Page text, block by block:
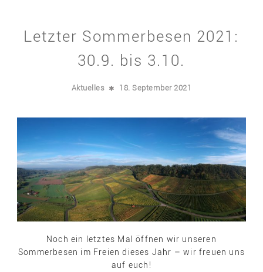
Letzter Sommerbesen 2021:
30.9. bis 3.10.
Aktuelles 18. September 2021
Noch ein letztes Mal öffnen wir unseren
Sommerbesen im Freien dieses Jahr – wir freuen uns
auf euch!